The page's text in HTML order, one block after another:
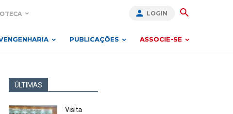
LOGIN
PUBLICAÇÕES ASSOCIE-SE
ÚLTIMAS
Visita